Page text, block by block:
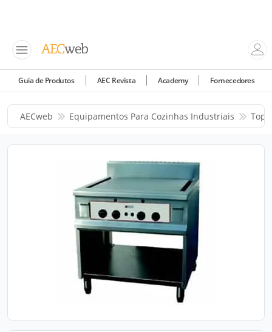
Guia de Produtos AEC Revista Academy Fornecedores
AECweb Equipamentos Para Cozinhas Industriais